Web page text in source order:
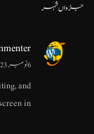
جڑواں شہر
6 نومبر 2023
and
in…